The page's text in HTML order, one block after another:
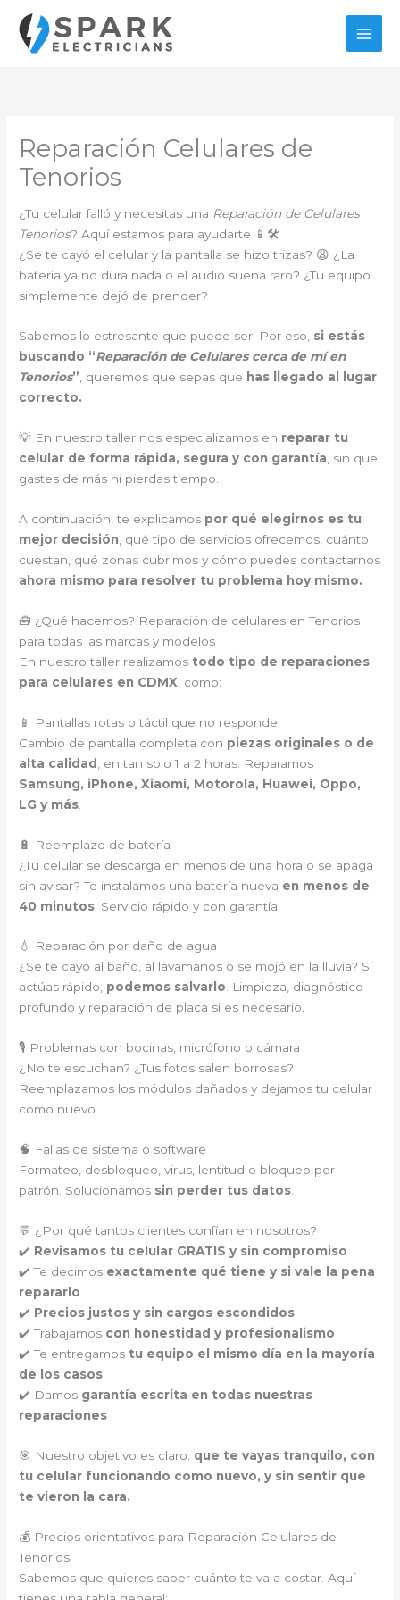
contenido
Reparación Celulares de
Tenorios
¿Tu celular falló y necesitas una Reparación de Celulares
Tenorios? Aquí estamos para ayudarte 📱🛠️
¿Se te cayó el celular y la pantalla se hizo trizas? 😩 ¿La
batería ya no dura nada o el audio suena raro? ¿Tu equipo
simplemente dejó de prender?
Sabemos lo estresante que puede ser. Por eso, si estás
buscando “Reparación de Celulares cerca de mí en
Tenorios” , queremos que sepas que has llegado al lugar
correcto.
💡 En nuestro taller nos especializamos en reparar tu
celular de forma rápida, segura y con garantía , sin que
gastes de más ni pierdas tiempo.
A continuación, te explicamos por qué elegirnos es tu
mejor decisión , qué tipo de servicios ofrecemos, cuánto
cuestan, qué zonas cubrimos y cómo puedes contactarnos
ahora mismo para resolver tu problema hoy mismo.
🧰 ¿Qué hacemos? Reparación de celulares en Tenorios
para todas las marcas y modelos
En nuestro taller realizamos todo tipo de reparaciones
para celulares en CDMX , como:
📱 Pantallas rotas o táctil que no responde
Cambio de pantalla completa con piezas originales o de
alta calidad
, en tan solo 1 a 2 horas. Reparamos
Samsung, iPhone, Xiaomi, Motorola, Huawei, Oppo,
LG y más
🔋 Reemplazo de batería
¿Tu celular se descarga en menos de una hora o se apaga
sin avisar? Te instalamos una batería nueva en menos de
40 minutos . Servicio rápido y con garantía.
💧 Reparación por daño de agua
¿Se te cayó al baño, al lavamanos o se mojó en la lluvia? Si
actúas rápido, podemos salvarlo. Limpieza, diagnóstico
profundo y reparación de placa si es necesario.
🎙️ Problemas con bocinas, micrófono o cámara
¿No te escuchan? ¿Tus fotos salen borrosas?
Reemplazamos los módulos dañados y dejamos tu celular
como nuevo.
🧠 Fallas de sistema o software
Formateo, desbloqueo, virus, lentitud o bloqueo por
patrón. Solucionamos sin perder tus datos
💬 ¿Por qué tantos clientes confían en nosotros?
✔️ Revisamos tu celular GRATIS y sin compromiso
✔️ Te decimos exactamente qué tiene y si vale la pena
repararlo
✔️ Precios justos y sin cargos escondidos
✔️ Trabajamos con honestidad y profesionalismo
✔️ Te entregamos tu equipo el mismo día en la mayoría
de los casos
✔️ Damos garantía escrita en todas nuestras
reparaciones
🎯 Nuestro objetivo es claro: que te vayas tranquilo, con
tu celular funcionando como nuevo, y sin sentir que
te vieron la cara.
💰 Precios orientativos para Reparación Celulares de
Tenorios
Sabemos que quieres saber cuánto te va a costar. Aquí